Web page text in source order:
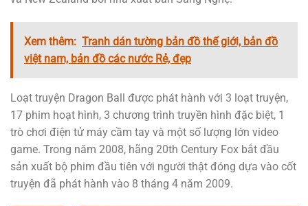
Xem thêm: Tranh dán tường bản đồ thế giới, bản đồ
việt nam, bản đồ các nước Rẻ, đẹp
Loạt truyện Dragon Ball được phát hành với 3 loạt truyện,
17 phim hoạt hình, 3 chương trình truyền hình đặc biệt, 1
trò chơi điện tử máy cầm tay và một số lượng lớn video
game. Trong năm 2008, hãng 20th Century Fox bắt đầu
sản xuất bộ phim đầu tiên với người thật đóng dựa vào cốt
truyện đã phát hành vào 8 tháng 4 năm 2009.